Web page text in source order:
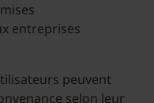
entreprises
peuvent
selon leur